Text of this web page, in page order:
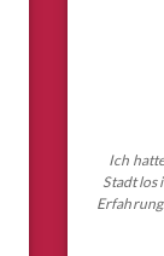
Ich
Stadt los